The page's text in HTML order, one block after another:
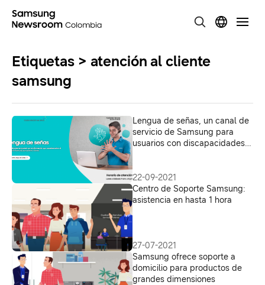
Etiquetas > atención al cliente
samsung
Lengua de señas, un canal de
servicio de Samsung para
usuarios con discapacidades
22-09-2021
Centro de Soporte Samsung:
asistencia en hasta 1 hora
27-07-2021
Samsung ofrece soporte a
domicilio para productos de
grandes dimensiones